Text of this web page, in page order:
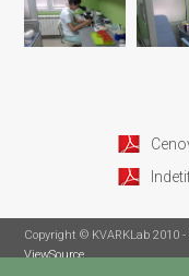
Copyright © KVARKLab 2010
ViewSource